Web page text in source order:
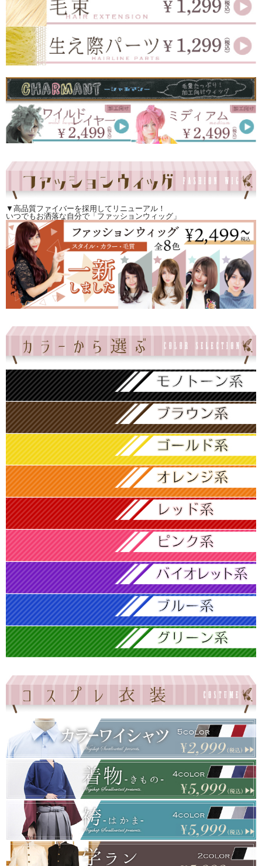
▼高品質ファイバーを採用してリニューアル！
いつでもお洒落な自分で「ファッションウィッグ」